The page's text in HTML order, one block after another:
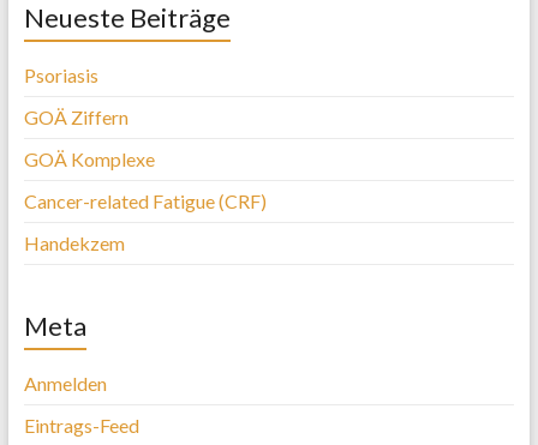
Neueste Beiträge
Psoriasis
GOÄ Ziffern
GOÄ Komplexe
Cancer-related Fatigue (CRF)
Handekzem
Meta
Anmelden
Eintrags-Feed